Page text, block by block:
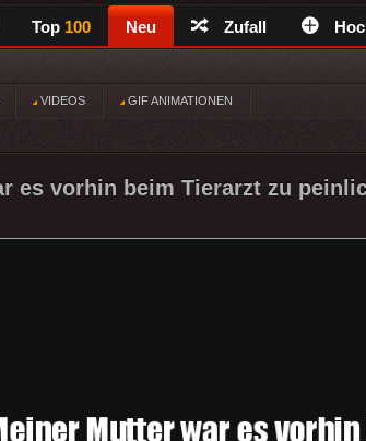
Top 100 Neu Zufall
VIDEOS GIF ANIMATIONEN
es vorhin beim Tierarzt zu